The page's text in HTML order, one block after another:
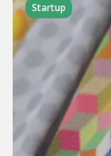
Startup